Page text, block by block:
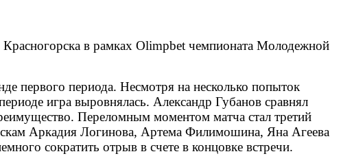
в рамках Olimpbet чемпионата Молодежной
первого периода. Несмотря на несколько попыток
игра выровнялась. Александр Губанов сравнял
Переломным моментом матча стал третий
Аркадия Логинова, Артема Филимошина, Яна Агеева
сократить отрыв в счете в концовке встречи.